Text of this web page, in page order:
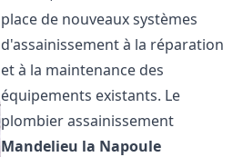
place de nouveaux systèmes
d'assainissement à la réparation
et à la maintenance des
équipements existants. Le
plombier assainissement
Mandelieu la Napoule